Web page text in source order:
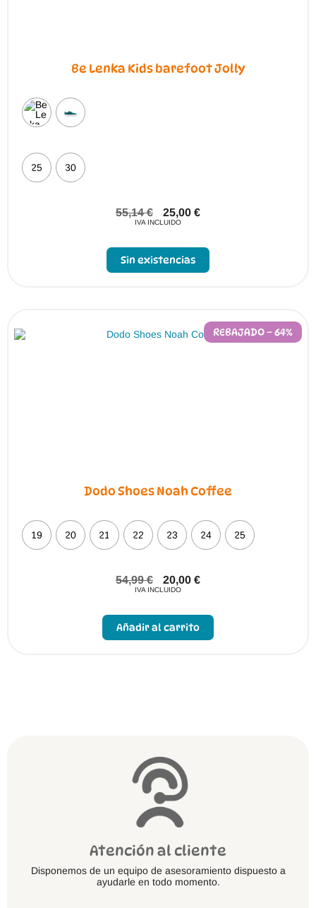
Be Lenka Kids barefoot Jolly
25 30
55,14€ 25,00 €
IVA INCLUIDO
Sin existencias
REBAJADO – 64%
Dodo Shoes Noah Coffee
19 20 21 22 23 24 25
54,99€ 20,00 €
IVA INCLUIDO
Añadir al carrito
Atención al cliente
Disponemos de un equipo de asesoramiento dispuesto a
ayudarle en todo momento.